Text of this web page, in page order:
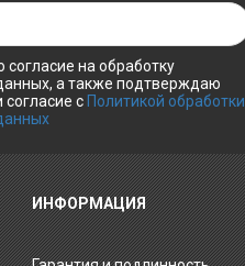
на обработку
а также подтверждаю
с Политикой обработки
ИНФОРМАЦИЯ